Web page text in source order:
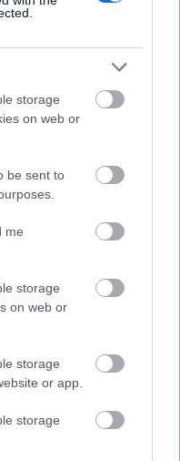
storage
on web or
be sent to
me
storage
on web or
storage
or app.
storage
az